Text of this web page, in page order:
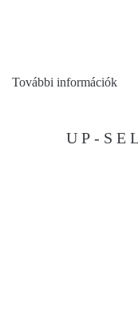
További információk
UP-